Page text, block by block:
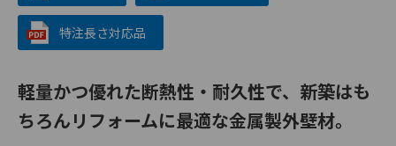
特注長さ対応品
軽量かつ優れた断熱性・耐久性で、新築はも
ちろんリフォームに最適な金属製外壁材。